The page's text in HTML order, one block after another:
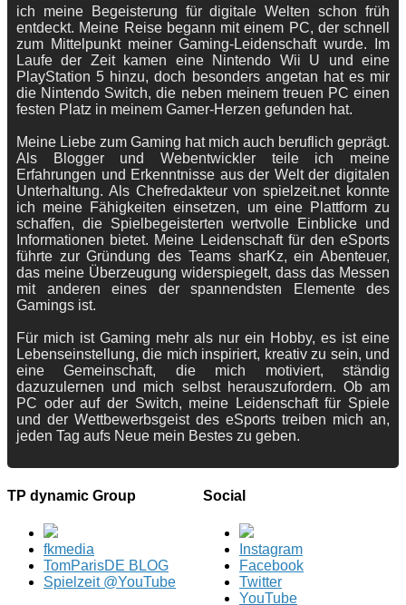
ich meine Begeisterung für digitale Welten schon früh
entdeckt. Meine Reise begann mit einem PC, der schnell
zum Mittelpunkt meiner Gaming-Leidenschaft wurde. Im
Laufe der Zeit kamen eine Nintendo Wii U und eine
PlayStation 5 hinzu, doch besonders angetan hat es mir
die Nintendo Switch, die neben meinem treuen PC einen
festen Platz in meinem Gamer-Herzen gefunden hat.
Meine Liebe zum Gaming hat mich auch beruflich geprägt.
Als Blogger und Webentwickler teile ich meine
Erfahrungen und Erkenntnisse aus der Welt der digitalen
Unterhaltung. Als Chefredakteur von spielzeit.net konnte
ich meine Fähigkeiten einsetzen, um eine Plattform zu
schaffen, die Spielbegeisterten wertvolle Einblicke und
Informationen bietet. Meine Leidenschaft für den eSports
führte zur Gründung des Teams sharKz, ein Abenteuer,
das meine Überzeugung widerspiegelt, dass das Messen
mit anderen eines der spannendsten Elemente des
Gamings ist.
Für mich ist Gaming mehr als nur ein Hobby, es ist eine
Lebenseinstellung, die mich inspiriert, kreativ zu sein, und
eine Gemeinschaft, die mich motiviert, ständig
dazuzulernen und mich selbst herauszufordern. Ob am
PC oder auf der Switch, meine Leidenschaft für Spiele
und der Wettbewerbsgeist des eSports treiben mich an,
jeden Tag aufs Neue mein Bestes zu geben.
TP dynamic Group
fkmedia
TomParisDE BLOG
Spielzeit @YouTube
Social
Instagram
Facebook
Twitter
YouTube